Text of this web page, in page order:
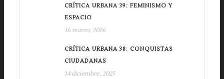
CRÍTICA URBANA 39: FEMINISMO Y
ESPACIO
16 marzo, 2026
CRÍTICA URBANA 38: CONQUISTAS
CIUDADANAS
14 diciembre, 2025